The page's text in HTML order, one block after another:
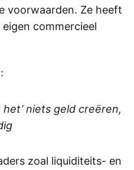
voorwaarden. Ze heeft
commercieel
niets geld creëren,
zoal liquiditeits- en